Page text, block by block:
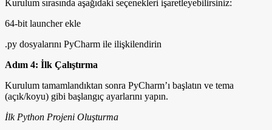
Kurulum sırasında aşağıdaki seçenekleri işaretleyebilirsiniz:
64-bit launcher ekle
.py dosyalarını PyCharm ile ilişkilendirin
Adım 4: İlk Çalıştırma
Kurulum tamamlandıktan sonra PyCharm’ı başlatın ve tema
(açık/koyu) gibi başlangıç ayarlarını yapın.
İlk Python Projeni Oluşturma